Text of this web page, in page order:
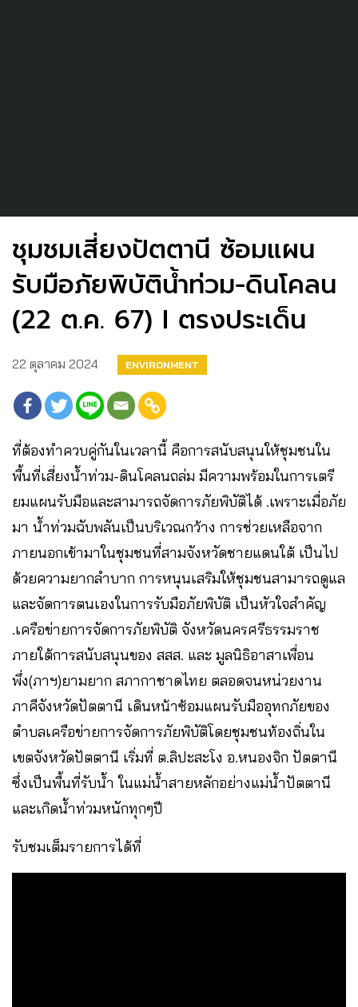
ชุมชมเสี่ยงปัตตานี ซ้อมแผน
รับมือภัยพิบัติน้ำท่วม-ดินโคลน
(22 ต.ค. 67) I ตรงประเด็น
22 ตุลาคม 2024 ENVIRONMENT
ที่ต้องทำควบคู่กันในเวลานี้ คือการสนับสนุนให้ชุมชนใน
พื้นที่เสี่ยงน้ำท่วม-ดินโคลนถล่ม มีความพร้อมในการเตรี
ยมแผนรับมือและสามารถจัดการภัยพิบัติได้ .เพราะเมื่อภัย
มา น้ำท่วมฉับพลันเป็นบริเวณกว้าง การช่วยเหลือจาก
ภายนอกเข้ามาในชุมชนที่สามจังหวัดชายแดนใต้ เป็นไป
ด้วยความยากลำบาก การหนุนเสริมให้ชุมชนสามารถดูแล
และจัดการตนเองในการรับมือภัยพิบัติ เป็นหัวใจสำคัญ
.เครือข่ายการจัดการภัยพิบัติ จังหวัดนครศรีธรรมราช
ภายใต้การสนับสนุนของ สสส. และ มูลนิธิอาสาเพื่อน
พึ่ง(ภาฯ)ยามยาก สภากาชาดไทย ตลอดจนหน่วยงาน
ภาคีจังหวัดปัตตานี เดินหน้าซ้อมแผนรับมืออุทกภัยของ
ตำบลเครือข่ายการจัดการภัยพิบัติโดยชุมชนท้องถิ่นใน
เขตจังหวัดปัตตานี เริ่มที่ ต.ลิปะสะโง อ.หนองจิก ปัตตานี
ซึ่งเป็นพื้นที่รับน้ำ ในแม่น้ำสายหลักอย่างแม่น้ำปัตตานี
และเกิดน้ำท่วมหนักทุกๆปี
รับชมเต็มรายการได้ที่